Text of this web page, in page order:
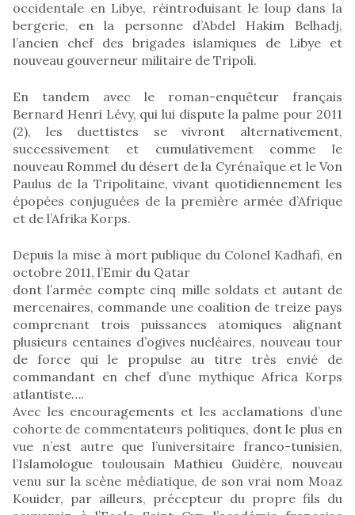
occidentale en Libye, réintroduisant le loup dans la
bergerie, en la personne d’Abdel Hakim Belhadj,
l’ancien chef des brigades islamiques de Libye et
nouveau gouverneur militaire de Tripoli.
En tandem avec le roman-enquêteur français
Bernard Henri Lévy, qui lui dispute la palme pour 2011
(2), les duettistes se vivront alternativement,
successivement et cumulativement comme le
nouveau Rommel du désert de la Cyrénaïque et le Von
Paulus de la Tripolitaine, vivant quotidiennement les
épopées conjuguées de la première armée d’Afrique
et de l’Afrika Korps.
Depuis la mise à mort publique du Colonel Kadhafi, en
octobre 2011, l’Emir du Qatar
dont l’armée compte cinq mille soldats et autant de
mercenaires, commande une coalition de treize pays
comprenant trois puissances atomiques alignant
plusieurs centaines d’ogives nucléaires, nouveau tour
de force qui le propulse au titre très envié de
commandant en chef d’une mythique Africa Korps
atlantiste….
Avec les encouragements et les acclamations d’une
cohorte de commentateurs politiques, dont le plus en
vue n’est autre que l’universitaire franco-tunisien,
l’Islamologue toulousain Mathieu Guidère, nouveau
venu sur la scène médiatique, de son vrai nom Moaz
Kouider, par ailleurs, précepteur du propre fils du